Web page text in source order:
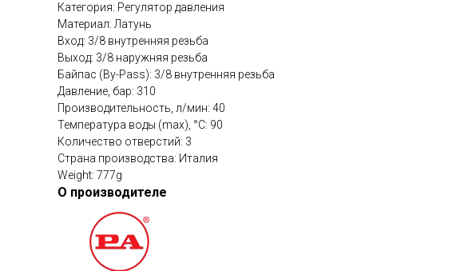
Категория: Регулятор давления
Материал: Латунь
Вход: 3/8 внутренняя резьба
Выход: 3/8 наружняя резьба
Байпас (By-Pass): 3/8 внутренняя резьба
Давление, бар: 310
Производительность, л/мин: 40
Температура воды (max), °C: 90
Количество отверстий: 3
Страна производства: Италия
Weight: 777g
О производителе